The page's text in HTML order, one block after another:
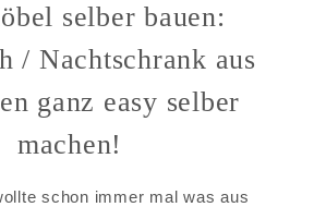
selber bauen:
/ Nachtschrank aus
ganz easy selber
machen!
schon immer mal was aus